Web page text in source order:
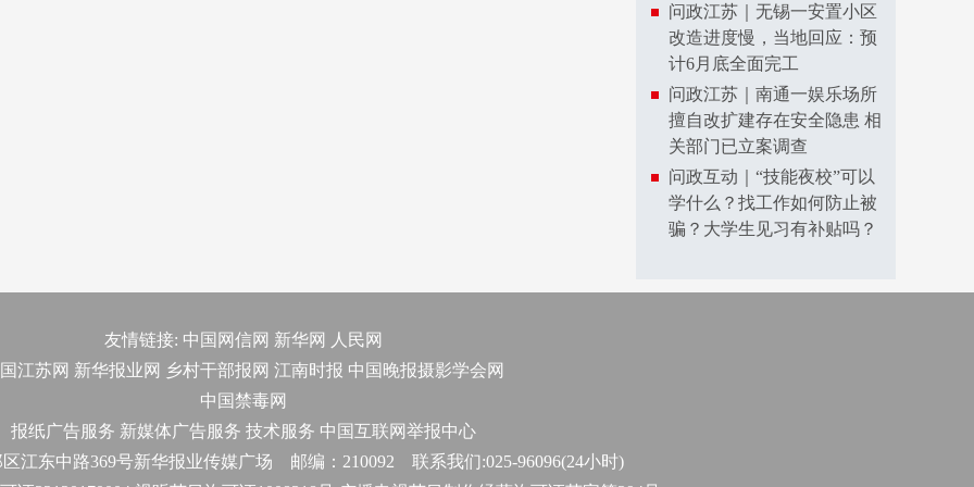
问政江苏｜无锡一安置小区
改造进度慢，当地回应：预
计6月底全面完工
问政江苏｜南通一娱乐场所
擅自改扩建存在安全隐患 相
关部门已立案调查
问政互动｜“技能夜校”可以
学什么？找工作如何防止被
骗？大学生见习有补贴吗？
友情链接: 中国网信网 新华网
人民网
江苏网 新华报业网 乡村干部报网 江南时报 中国晚报摄影学会网
中国禁毒网
报纸广告服务 新媒体广告服务 技术服务 中国互联网举报中心
江东中路369号新华报业传媒广场 邮编：210092 联系我们:025-96096(24小时)